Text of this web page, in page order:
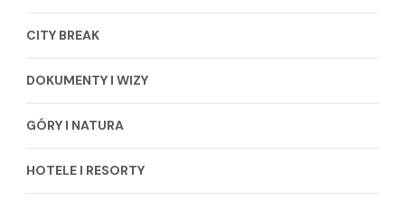
CITY BREAK
DOKUMENTY I WIZY
GÓRY I NATURA
HOTELE I RESORTY